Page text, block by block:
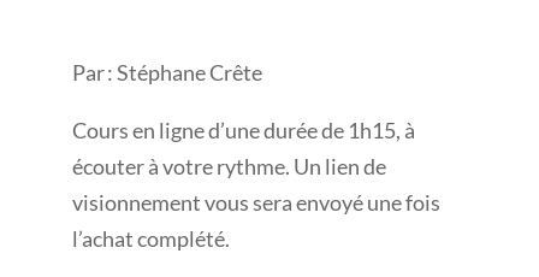
Par : Stéphane Crête
Cours en ligne d’une durée de 1h15, à
écouter à votre rythme. Un lien de
visionnement vous sera envoyé une fois
l’achat complété.